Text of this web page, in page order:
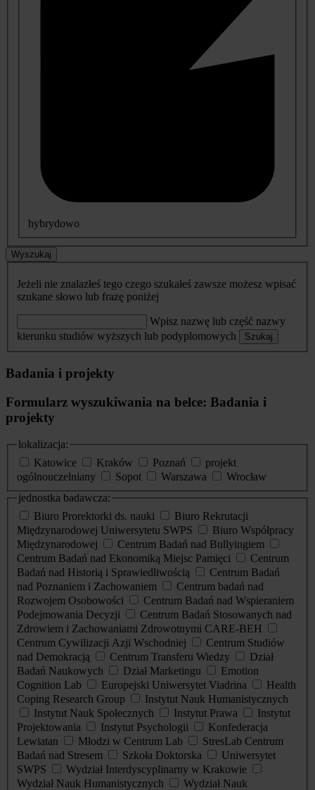
hybrydowo
Wyszukaj
Jeżeli nie znalazłeś tego czego szukałeś zawsze możesz wpisać
szukane słowo lub frazę poniżej
Wpisz nazwę lub część nazwy
kierunku studiów wyższych lub podyplomowych
Szukaj
Badania i projekty
Formularz wyszukiwania na belce: Badania i
projekty
lokalizacja:
Katowice
Kraków Poznań
projekt
ogólnouczelniany
Sopot Warszawa
Wrocław
jednostka badawcza:
Biuro Prorektorki ds. nauki
Biuro Rekrutacji
Międzynarodowej Uniwersytetu SWPS
Biuro Współpracy
Międzynarodowej
Centrum Badań nad Bullyingiem
Centrum Badań nad Ekonomiką Miejsc Pamięci
Centrum
Badań nad Historią i Sprawiedliwością
Centrum Badań
nad Poznaniem i Zachowaniem
Centrum badań nad
Rozwojem Osobowości
Centrum Badań nad Wspieraniem
Podejmowania Decyzji
Centrum Badań Stosowanych nad
Zdrowiem i Zachowaniami Zdrowotnymi CARE-BEH
Centrum Cywilizacji Azji Wschodniej
Centrum Studiów
nad Demokracją
Centrum Transferu Wiedzy
Dział
Badań Naukowych
Dział Marketingu
Emotion
Cognition Lab
Europejski Uniwersytet Viadrina
Health
Coping Research Group
Instytut Nauk Humanistycznych
Instytut Nauk Społecznych
Instytut Prawa
Instytut
Projektowania
Instytut Psychologii
Konfederacja
Lewiatan
Młodzi w Centrum Lab
StresLab Centrum
Badań nad Stresem
Szkoła Doktorska
Uniwersytet
SWPS
Wydział Interdyscyplinarny w Krakowie
Wydział Nauk Humanistycznych
Wydział Nauk